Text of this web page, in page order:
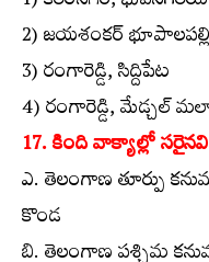
2) జయశంకర్‌
3) రంగారెడ్డి, సిద్దిపేట
4) రంగారెడ్డి, మేడ్చల్‌
17. కింది వాక్యాల్లో సరైనవి
ఎ. తెలంగాణ తూర్పు
కొండ